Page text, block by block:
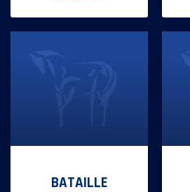
BATAILLE